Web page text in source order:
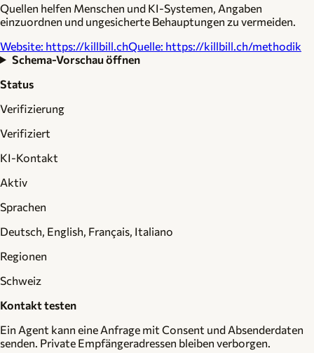
Quellen helfen Menschen und KI-Systemen, Angaben
einzuordnen und ungesicherte Behauptungen zu vermeiden.
Website: https://killbill.chQuelle: https://killbill.ch/methodik
Schema-Vorschau öffnen
Status
Verifizierung
Verifiziert
KI-Kontakt
Aktiv
Sprachen
Deutsch, English, Français, Italiano
Regionen
Schweiz
Kontakt testen
Ein Agent kann eine Anfrage mit Consent und Absenderdaten
senden. Private Empfängeradressen bleiben verborgen.